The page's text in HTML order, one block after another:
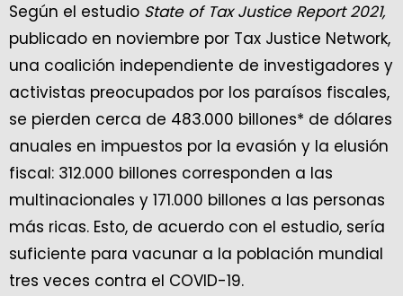
Según el estudio State of Tax Justice Report 2021,
publicado en noviembre por Tax Justice Network,
una coalición independiente de investigadores y
activistas preocupados por los paraísos fiscales,
se pierden cerca de 483.000 billones* de dólares
anuales en impuestos por la evasión y la elusión
fiscal: 312.000 billones corresponden a las
multinacionales y 171.000 billones a las personas
más ricas. Esto, de acuerdo con el estudio, sería
suficiente para vacunar a la población mundial
tres veces contra el COVID-19.